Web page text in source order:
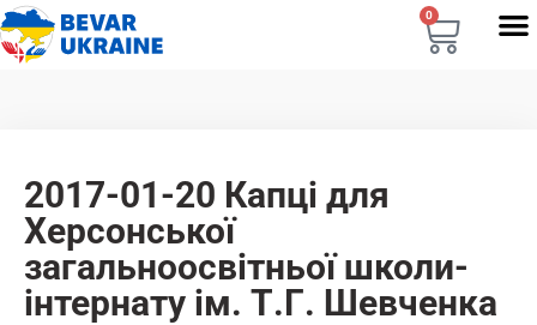
0
2017-01-20 Капці для
Херсонської
загальноосвітньої школи-
інтернату ім. Т.Г. Шевченка